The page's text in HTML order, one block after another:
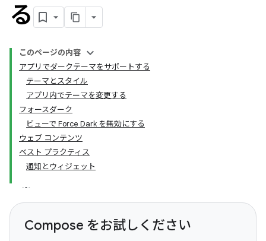
る
このページの内容
アプリでダークテーマをサポートする
テーマとスタイル
アプリ内でテーマを変更する
フォースダーク
ビューで Force Dark を無効にする
ウェブ コンテンツ
ベスト プラクティス
通知とウィジェット
Compose をお試しください